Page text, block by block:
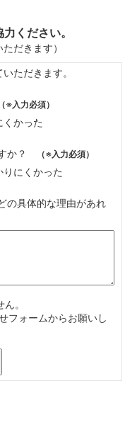
ください。
だきます）
ただきます。
（※入力必須）
くかった
か？ （※入力必須）
りにくかった
の具体的な理由があれ
。
フォームからお願いし